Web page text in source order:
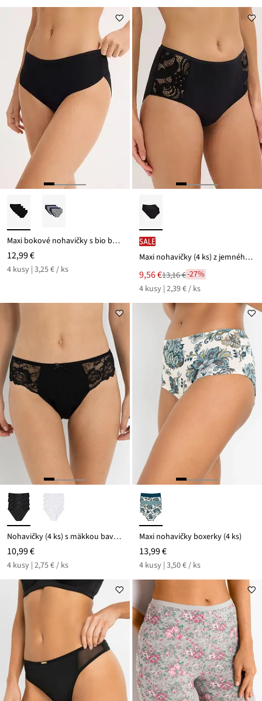
Maxi bokové nohavičky s bio bavlnou (4 ks v balení)
12,99 €
4 kusy | 3,25 € / ks
SALE
Maxi nohavičky (4 ks) z jemného modálu
Nová
cena
je
9,56 €
Zľava
z
ceny
13,16 €
13,16 €-27%
4 kusy | 2,39 € / ks
Nohavičky (4 ks) s mäkkou bavlnou a čipkou
10,99 €
4 kusy | 2,75 € / ks
Maxi nohavičky boxerky (4 ks)
13,99 €
4 kusy | 3,50 € / ks